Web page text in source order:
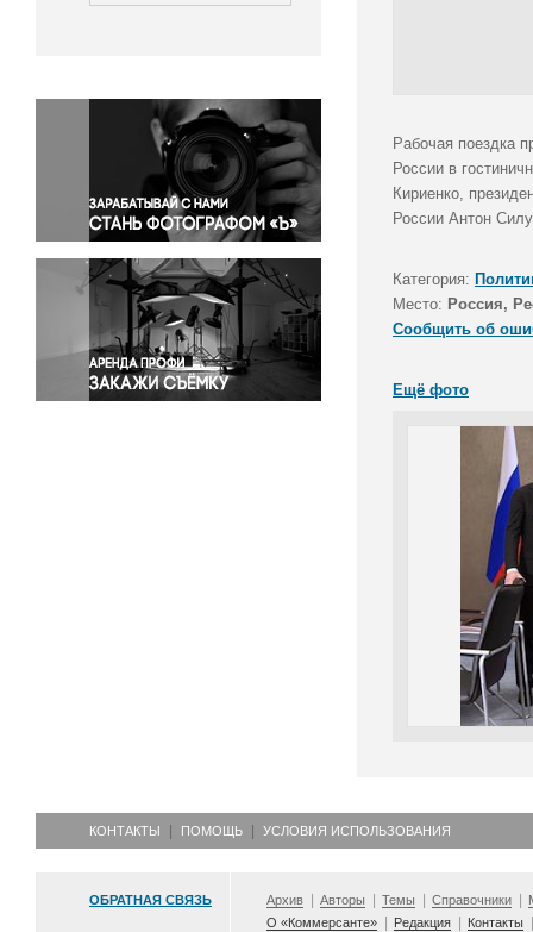
Окружающая среда
Политика
Правосудие
Происшествия и конфликты
Религия
Светская жизнь
Спорт
Экология
Экономика и бизнес
Рабочая поездка
России в
Кириенко,
России Антон
Категория:
Место: Россия,
Сообщить об
Ещё фото
КОНТАКТЫ ПОМОЩЬ УСЛОВИЯ ИСПОЛЬЗОВАНИЯ
ОБРАТНАЯ СВЯЗЬ Архив Авторы Темы Справочники
О «Коммерсанте»
Редакция Контакты